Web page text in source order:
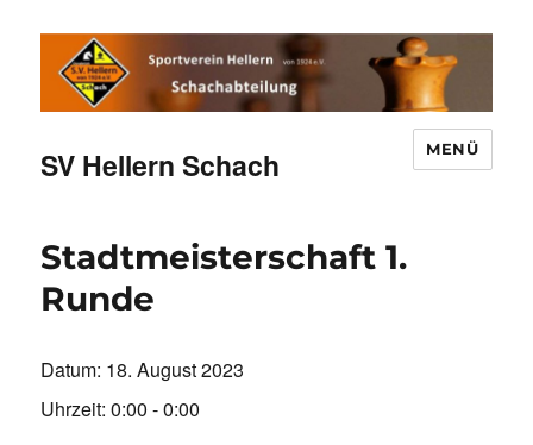
SV Hellern Schach MENÜ
Stadtmeisterschaft 1.
Runde
Datum: 18. August 2023
Uhrzeit:0:00 - 0:00